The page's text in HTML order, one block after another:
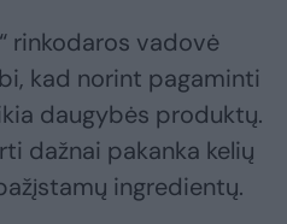
rinkodaros vadovė
kad norint pagaminti
daugybės produktų.
dažnai pakanka kelių
ingredientų.